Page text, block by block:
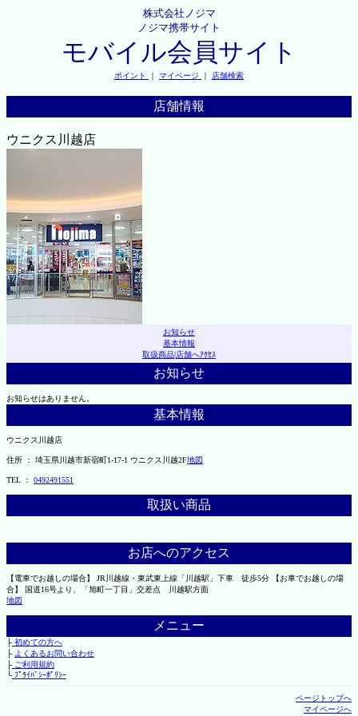
株式会社ノジマ
ノジマ携帯サイト
モバイル会員サイト
ポイント ｜ マイページ ｜ 店舗検索
店舗情報
ウニクス川越店
お知らせ
基本情報
取扱商品|店舗へｱｸｾｽ
お知らせ
お知らせはありません。
基本情報
ウニクス川越店
住所 ： 埼玉県川越市新宿町1-17-1 ウニクス川越2F地図
TEL ： 0492491551
取扱い商品
お店へのアクセス
【電車でお越しの場合】 JR川越線・東武東上線「川越駅」下車 徒歩5分 【お車でお越しの場
合】 国道16号より、「旭町一丁目」交差点 川越駅方面
地図
メニュー
├初めての方へ
├ よくあるお問い合わせ
├ご利用規約
└ﾌﾟﾗｲﾊﾞｼｰﾎﾟﾘｼｰ
ページトップへ
マイページへ